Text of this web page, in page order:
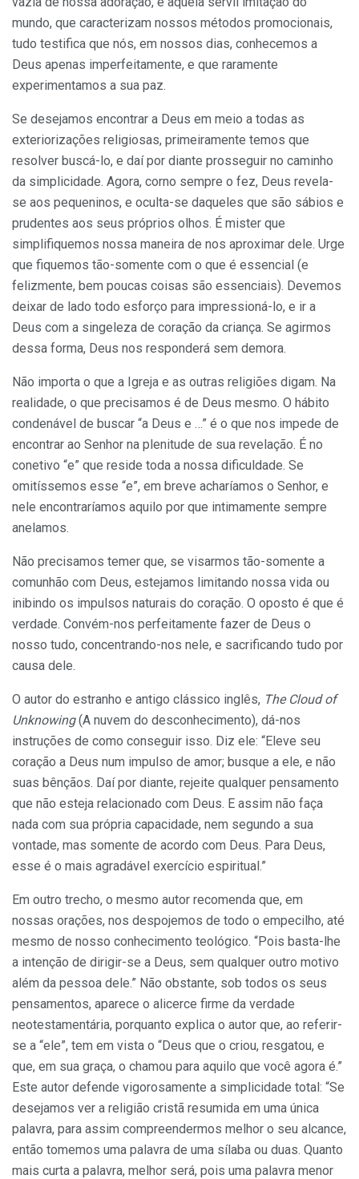
mundo, que caracterizam nossos métodos promocionais,
tudo testifica que nós, em nossos dias, conhecemos a
Deus apenas imperfeitamente, e que raramente
experimentamos a sua paz.
Se desejamos encontrar a Deus em meio a todas as
exteriorizações religiosas, primeiramente temos que
resolver buscá-lo, e daí por diante prosseguir no caminho
da simplicidade. Agora, corno sempre o fez, Deus revela-
se aos pequeninos, e oculta-se daqueles que são sábios e
prudentes aos seus próprios olhos. É mister que
simplifiquemos nossa maneira de nos aproximar dele. Urge
que fiquemos tão-somente com o que é essencial (e
felizmente, bem poucas coisas são essenciais). Devemos
deixar de lado todo esforço para impressioná-lo, e ir a
Deus com a singeleza de coração da criança. Se agirmos
dessa forma, Deus nos responderá sem demora.
Não importa o que a Igreja e as outras religiões digam. Na
realidade, o que precisamos é de Deus mesmo. O hábito
condenável de buscar “a Deus e …” é o que nos impede de
encontrar ao Senhor na plenitude de sua revelação. É no
conetivo “e” que reside toda a nossa dificuldade. Se
omitíssemos esse “e”, em breve acharíamos o Senhor, e
nele encontraríamos aquilo por que intimamente sempre
anelamos.
Não precisamos temer que, se visarmos tão-somente a
comunhão com Deus, estejamos limitando nossa vida ou
inibindo os impulsos naturais do coração. O oposto é que é
verdade. Convém-nos perfeitamente fazer de Deus o
nosso tudo, concentrando-nos nele, e sacrificando tudo por
causa dele.
O autor do estranho e antigo clássico inglês, The Cloud of
Unknowing(A nuvem do desconhecimento), dá-nos
instruções de como conseguir isso. Diz ele: “Eleve seu
coração a Deus num impulso de amor; busque a ele, e não
suas bênçãos. Daí por diante, rejeite qualquer pensamento
que não esteja relacionado com Deus. E assim não faça
nada com sua própria capacidade, nem segundo a sua
vontade, mas somente de acordo com Deus. Para Deus,
esse é o mais agradável exercício espiritual.”
Em outro trecho, o mesmo autor recomenda que, em
nossas orações, nos despojemos de todo o empecilho, até
mesmo de nosso conhecimento teológico. “Pois basta-lhe
a intenção de dirigir-se a Deus, sem qualquer outro motivo
além da pessoa dele.” Não obstante, sob todos os seus
pensamentos, aparece o alicerce firme da verdade
neotestamentária, porquanto explica o autor que, ao referir-
se a “ele”, tem em vista o “Deus que o criou, resgatou, e
que, em sua graça, o chamou para aquilo que você agora é.”
Este autor defende vigorosamente a simplicidade total: “Se
desejamos ver a religião cristã resumida em uma única
palavra, para assim compreendermos melhor o seu alcance,
então tomemos uma palavra de uma sílaba ou duas. Quanto
mais curta a palavra, melhor será, pois uma palavra menor